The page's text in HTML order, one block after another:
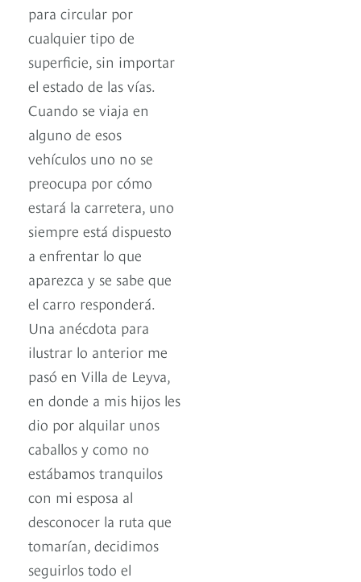
para circular por
cualquier tipo de
superficie, sin importar
el estado de las vías.
Cuando se viaja en
alguno de esos
vehículos uno no se
preocupa por cómo
estará la carretera, uno
siempre está dispuesto
a enfrentar lo que
aparezca y se sabe que
el carro responderá.
Una anécdota para
ilustrar lo anterior me
pasó en Villa de Leyva,
en donde a mis hijos les
dio por alquilar unos
caballos y como no
estábamos tranquilos
con mi esposa al
desconocer la ruta que
tomarían, decidimos
seguirlos todo el